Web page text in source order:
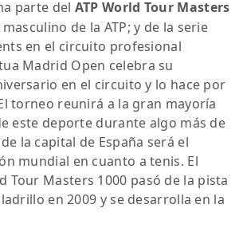
parte del ATP World Tour Masters
de la ATP; y de la serie
en el circuito profesional
Madrid Open celebra su
en el circuito y lo hace por
torneo reunirá a la gran mayoría
este deporte durante algo más de
la capital de España será el
mundial en cuanto a tenis. El
Tour Masters 1000 pasó de la pista
en 2009 y se desarrolla en la